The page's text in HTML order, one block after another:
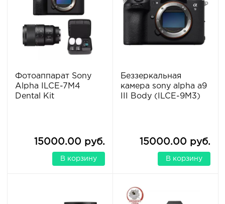
Фотоаппарат Sony
Alpha ILCE-7M4
Dental Kit
15000.00 руб.
В корзину
Беззеркальная
камера sony alpha a9
III Body (ILCE-9M3)
15000.00 руб.
В корзину